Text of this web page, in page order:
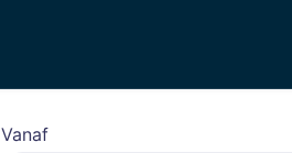
Vanaf